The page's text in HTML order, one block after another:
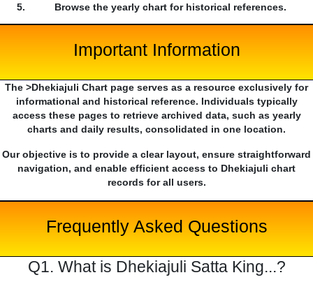
Browse the yearly chart for historical references.
Important Information
The >Dhekiajuli Chart page serves as a resource exclusively for
informational and historical reference. Individuals typically
access these pages to retrieve archived data, such as yearly
charts and daily results, consolidated in one location.
Our objective is to provide a clear layout, ensure straightforward
navigation, and enable efficient access to Dhekiajuli chart
records for all users.
Frequently Asked Questions
Q1. What is Dhekiajuli Satta King...?